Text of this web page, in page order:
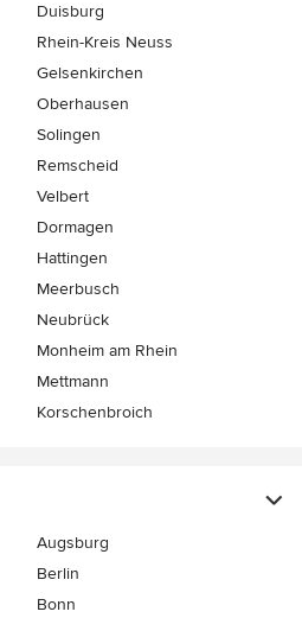
Duisburg
Rhein-Kreis Neuss
Gelsenkirchen
Oberhausen
Solingen
Remscheid
Velbert
Dormagen
Hattingen
Meerbusch
Neubrück
Monheim am Rhein
Mettmann
Korschenbroich
Augsburg
Berlin
Bonn